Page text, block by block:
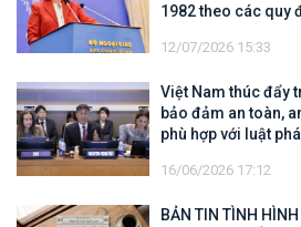
1982 theo các quy
12/07/2026 15:33
Việt Nam thúc đẩy
bảo đảm an toàn,
phù hợp với luật
16/06/2026 17:12
BẢN TIN TÌNH